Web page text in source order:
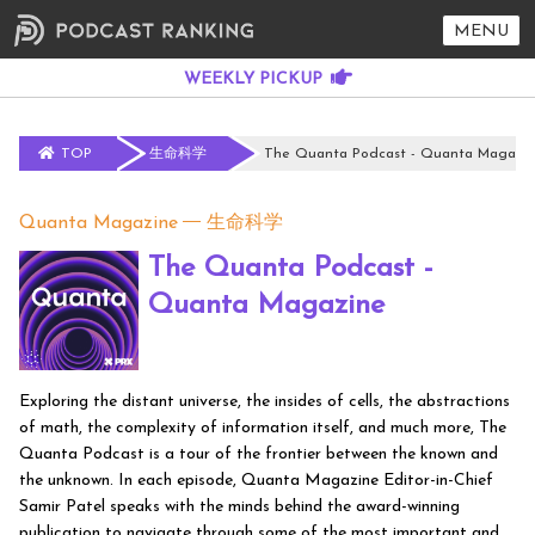
MENU
TOP 生命科学 The Quanta Podcast - Quanta
Quanta Magazine 生命科学
The Quanta Podcast -
Quanta Magazine
Exploring the distant universe, the insides of cells, the abstractions
of math, the complexity of information itself, and much more, The
Quanta Podcast is a tour of the frontier between the known and
the unknown. In each episode, Quanta Magazine Editor-in-Chief
Samir Patel speaks with the minds behind the award-winning